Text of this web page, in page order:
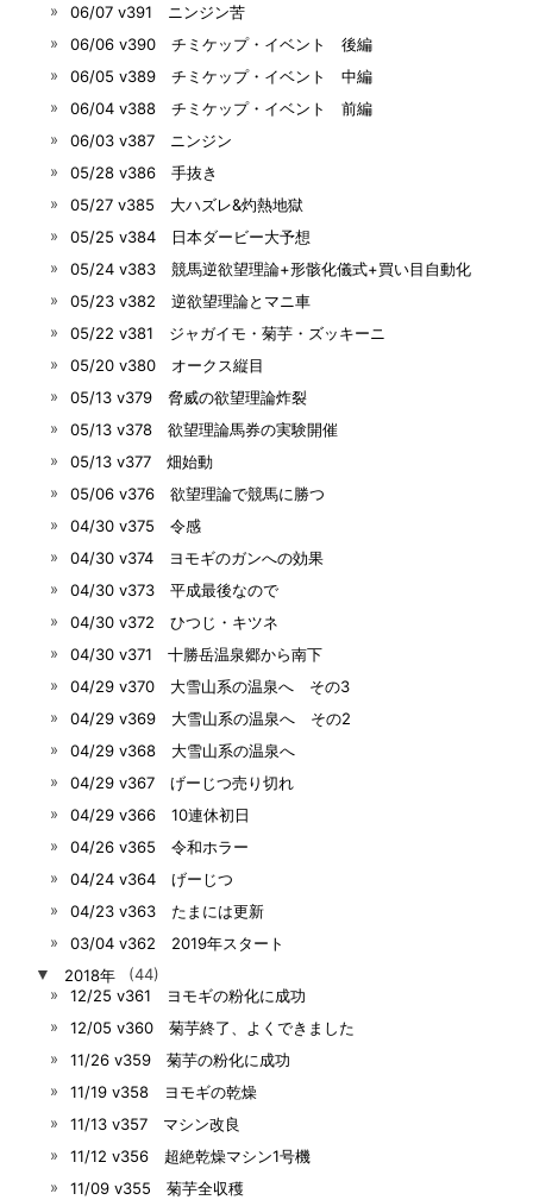
06/07 v391 ニンジン苦
06/06 v390 チミケップ・イベント 後編
06/05 v389 チミケップ・イベント 中編
06/04 v388 チミケップ・イベント 前編
06/03 v387 ニンジン
05/28 v386 手抜き
05/27 v385 大ハズレ&灼熱地獄
05/25 v384 日本ダービー大予想
05/24 v383 競馬逆欲望理論+形骸化儀式+買い目自動化
05/23 v382 逆欲望理論とマニ車
05/22 v381 ジャガイモ・菊芋・ズッキーニ
05/20 v380 オークス縦目
05/13 v379 脅威の欲望理論炸裂
05/13 v378 欲望理論馬券の実験開催
05/13 v377 畑始動
05/06 v376 欲望理論で競馬に勝つ
04/30 v375 令感
04/30 v374 ヨモギのガンへの効果
04/30 v373 平成最後なので
04/30 v372 ひつじ・キツネ
04/30 v371 十勝岳温泉郷から南下
04/29 v370 大雪山系の温泉へ その3
04/29 v369 大雪山系の温泉へ その2
04/29 v368 大雪山系の温泉へ
04/29 v367 げーじつ売り切れ
04/29 v366 10連休初日
04/26 v365 令和ホラー
04/24 v364 げーじつ
04/23 v363 たまには更新
03/04 v362 2019年スタート
▼
2018年
(44)
12/25 v361 ヨモギの粉化に成功
12/05 v360 菊芋終了、よくできました
11/26 v359 菊芋の粉化に成功
11/19 v358 ヨモギの乾燥
11/13 v357 マシン改良
11/12 v356 超絶乾燥マシン1号機
11/09 v355 菊芋全収穫